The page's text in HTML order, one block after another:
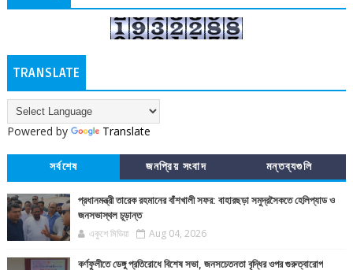
TRANSLATE
Powered by Translate
সর্বশেষ জনপ্রিয় সংবাদ মন্তব্যগুলি
প্রধানমন্ত্রী তারেক রহমানের বাঁশখালী সফর: বাহারছড়া সমুদ্রসৈকতে হেলিপ্যাড ও
জনসভাস্থল চূড়ান্ত
একুশে মিডিয়া Aug 04, 2026
কর্ণফুলীতে ডেঙ্গু প্রতিরোধে বিশেষ সভা, জনসচেতনতা বৃদ্ধির ওপর গুরুত্বারোপ